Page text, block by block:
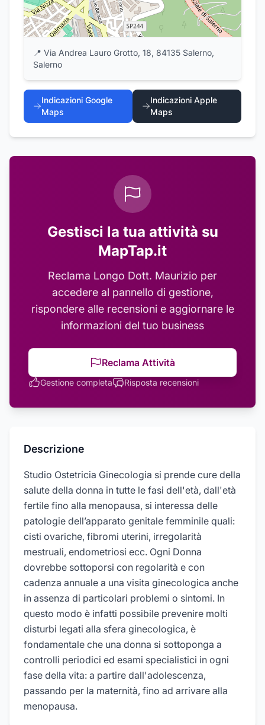
📍 Via Andrea Lauro Grotto, 18, 84135 Salerno,
Salerno
Indicazioni Google
Maps
Indicazioni Apple
Maps
Gestisci la tua attività su
MapTap.it
Reclama Longo Dott. Maurizio per
accedere al pannello di gestione,
rispondere alle recensioni e aggiornare le
informazioni del tuo business
Reclama Attività
Gestione completa Risposta recensioni
Descrizione
Studio Ostetricia Ginecologia si prende cure della
salute della donna in tutte le fasi dell'età, dall'età
fertile fino alla menopausa, si interessa delle
patologie dell’apparato genitale femminile quali:
cisti ovariche, fibromi uterini, irregolarità
mestruali, endometriosi ecc. Ogni Donna
dovrebbe sottoporsi con regolarità e con
cadenza annuale a una visita ginecologica anche
in assenza di particolari problemi o sintomi. In
questo modo è infatti possibile prevenire molti
disturbi legati alla sfera ginecologica, è
fondamentale che una donna si sottoponga a
controlli periodici ed esami specialistici in ogni
fase della vita: a partire dall'adolescenza,
passando per la maternità, fino ad arrivare alla
menopausa.